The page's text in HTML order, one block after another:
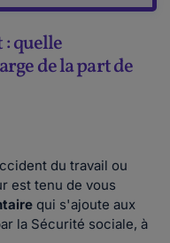
quelle
de la part de
du travail ou
est tenu de vous
qui s'ajoute aux
la Sécurité sociale, à